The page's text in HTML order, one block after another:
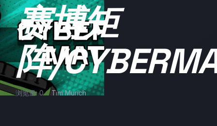
赛博矩
阵/
浏览量: 0 Tim Murich